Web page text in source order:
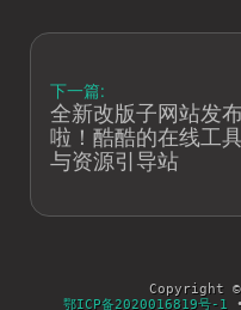
下一篇:
全新改版子网站发
啦！酷酷的在线工具
与资源引导站
Copyright
鄂ICP备2020016819号-1